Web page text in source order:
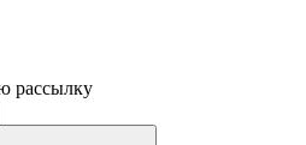
рассылку